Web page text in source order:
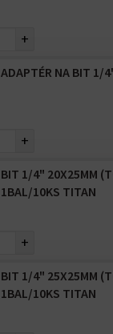
+
ADAPTÉR NA BIT 1/
+
BIT 1/4" 20X25MM
1BAL/10KS TITAN
+
BIT 1/4" 25X25MM
1BAL/10KS TITAN